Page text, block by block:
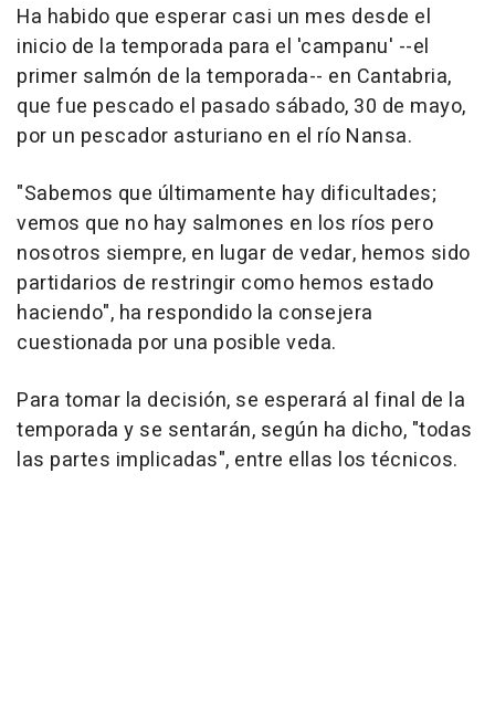
Ha habido que esperar casi un mes desde el
inicio de la temporada para el 'campanu' --el
primer salmón de la temporada-- en Cantabria,
que fue pescado el pasado sábado, 30 de mayo,
por un pescador asturiano en el río Nansa.
"Sabemos que últimamente hay dificultades;
vemos que no hay salmones en los ríos pero
nosotros siempre, en lugar de vedar, hemos sido
partidarios de restringir como hemos estado
haciendo", ha respondido la consejera
cuestionada por una posible veda.
Para tomar la decisión, se esperará al final de la
temporada y se sentarán, según ha dicho, "todas
las partes implicadas", entre ellas los técnicos.